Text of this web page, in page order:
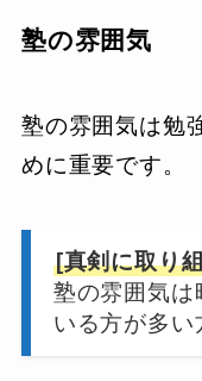
塾の雰囲気
塾の雰囲気は勉
めに重要です。
[真剣に取り
塾の雰囲気は
いる方が多い